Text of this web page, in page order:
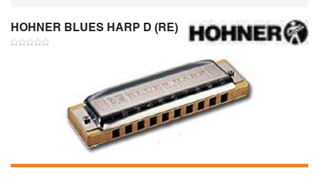
HOHNER BLUES HARP D (RE)